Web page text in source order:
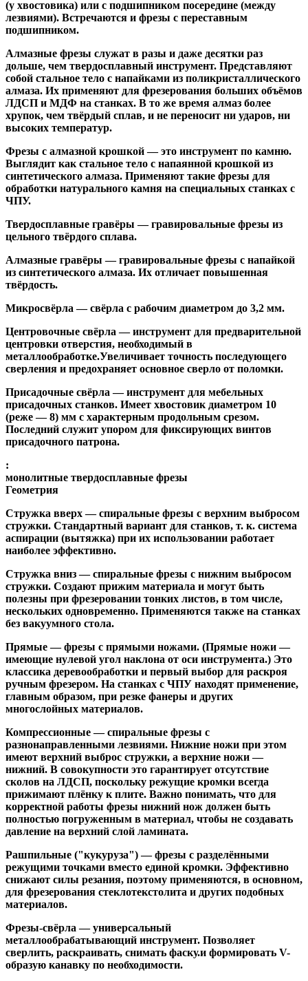
(у хвостовика) или с подшипником посередине (между
лезвиями). Встречаются и фрезы с переставным
подшипником.
Алмазные фрезы служат в разы и даже десятки раз
дольше, чем твердосплавный инструмент. Представляют
собой стальное тело с напайками из поликристаллического
алмаза. Их применяют для фрезерования больших объёмов
ЛДСП и МДФ на станках. В то же время алмаз более
хрупок, чем твёрдый сплав, и не переносит ни ударов, ни
высоких температур.
Фрезы с алмазной крошкой— это инструмент по камню.
Выглядит как стальное тело с напаянной крошкой из
синтетического алмаза. Применяют такие фрезы для
обработки натурального камня на специальных станках с
ЧПУ.
Твердосплавные гравёры — гравировальные фрезы из
цельного твёрдого сплава.
Алмазные гравёры — гравировальные фрезы с напайкой
из синтетического алмаза. Их отличает повышенная
твёрдость.
Микросвёрла — свёрла с рабочим диаметром до 3,2 мм.
Центровочные свёрла — инструмент для предварительной
центровки отверстия, необходимый в
металлообработке.Увеличивает точность последующего
сверления и предохраняет основное сверло от поломки.
Присадочные свёрла — инструмент для мебельных
присадочных станков. Имеет хвостовик диаметром 10
(реже — 8) мм с характерным продольным срезом.
Последний служит упором для фиксирующих винтов
присадочного патрона.
:
монолитные твердосплавные фрезы
Геометрия
Стружка вверх— спиральные фрезы с верхним выбросом
стружки. Стандартный вариант для станков, т. к. система
аспирации (вытяжка) при их использовании работает
наиболее эффективно.
Стружка вниз— спиральные фрезы с нижним выбросом
стружки. Создают прижим материала и могут быть
полезны при фрезеровании тонких листов, в том числе,
нескольких одновременно. Применяются также на станках
без вакуумного стола.
Прямые— фрезы с прямыми ножами. (Прямые ножи —
имеющие нулевой угол наклона от оси инструмента.) Это
классика деревообработки и первый выбор для раскроя
ручным фрезером. На станках с ЧПУ находят применение,
главным образом, при резке фанеры и других
многослойных материалов.
Компрессионные— спиральные фрезы с
разнонаправленными лезвиями. Нижние ножи при этом
имеют верхний выброс стружки, а верхние ножи —
нижний. В совокупности это гарантирует отсутствие
сколов на ЛДСП, поскольку режущие кромки всегда
прижимают плёнку к плите. Важно понимать, что для
корректной работы фрезы нижний нож должен быть
полностью погруженным в материал, чтобы не создавать
давление на верхний слой ламината.
Рашпильные ("кукуруза")— фрезы с разделёнными
режущими точками вместо единой кромки. Эффективно
снижают силы резания, поэтому применяются, в основном,
для фрезерования стеклотекстолита и других подобных
материалов.
Фрезы-свёрла — универсальный
металлообрабатывающий инструмент. Позволяет
сверлить, раскраивать, снимать фаску.и формировать V-
образую канавку по необходимости.